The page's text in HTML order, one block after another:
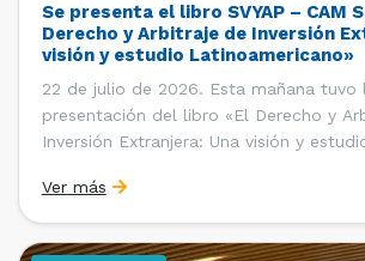
Se presenta el libro SVYAP – CAM
Derecho y Arbitraje de Inversión
visión y estudio Latinoamericano»
22 de julio de 2026. Esta mañana tuvo
presentación del libro «El Derecho y
Inversión Extranjera: Una visión y
«Santiago Very Young Arbitration
(SVYAP), iniciativa que reúne a jóvenes
interesados en el arbitraje doméstico e
Ver más